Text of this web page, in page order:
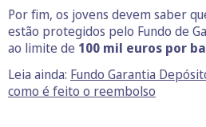
Por fim, os jovens devem saber
estão protegidos pelo Fundo de
ao limite de 100 mil euros por
Leia ainda: Fundo Garantia
como é feito o reembolso